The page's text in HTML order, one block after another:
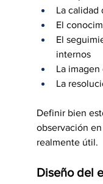
La calidad
El
El
internos
La
La
Definir bien
observación
realmente útil.
Diseño del